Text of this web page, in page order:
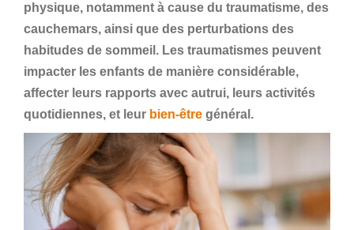
physique, notamment à cause du traumatisme, des
cauchemars, ainsi que des perturbations des
habitudes de sommeil. Les traumatismes peuvent
impacter les enfants de manière considérable,
affecter leurs rapports avec autrui, leurs activités
quotidiennes, et leur bien-être général.